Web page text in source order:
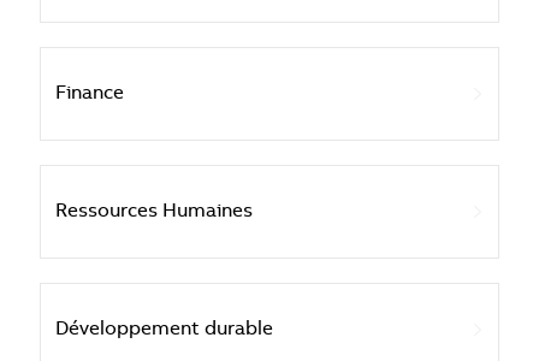
Finance
Ressources Humaines
Développement durable